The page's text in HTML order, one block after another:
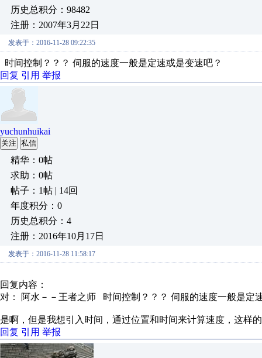
历史总积分：98482
注册：2007年3月22日
发表于：2016-11-28 09:22:35
时间控制？？？ 伺服的速度一般是定速或是变速吧？
回复 引用 举报
yuchunhuikai
关注 私信
精华：0帖
求助：0帖
帖子：1帖 | 14回
年度积分：0
历史总积分：4
注册：2016年10月17日
发表于：2016-11-28 11:58:17
回复内容：
对： 阿水－－王者之师
时间控制？？？ 伺服的速度一般是定
是啊，但是我想引入时间，通过位置和时间来计算速度，这样
回复 引用 举报